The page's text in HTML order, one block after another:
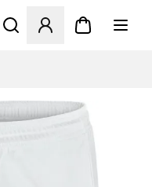
Åbner en Modal til at